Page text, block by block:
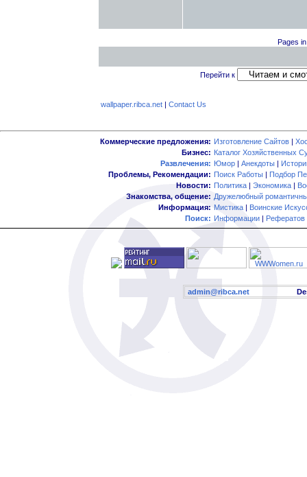
Pages
Перейти к
wallpaper.ribca.net| Contact Us
Коммерческие предложения: Изготовление Сайтов |
Бизнес: Каталог Хозяйственных
Развлечения: Юмор | Анекдоты |
Проблемы, Рекомендации: Поиск Работы | Подбор
Новости: Политика | Экономика |
Знакомства, общение: Дружелюбный
Информация: Мистика | Воинские
Поиск: Информации | Рефератов
admin@ribca.net